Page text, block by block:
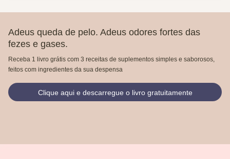
Adeus queda de pelo. Adeus odores fortes das
fezes e gases.
Receba 1 livro grátis com 3 receitas de suplementos simples e saborosos,
feitos com ingredientes da sua despensa
Clique aqui e descarregue o livro gratuitamente